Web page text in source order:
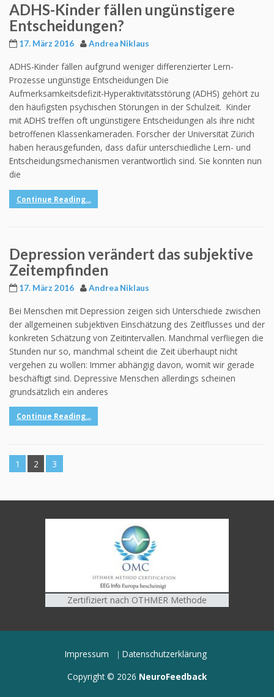
ADHS-Kinder fällen ungünstigere
Entscheidungen?
17. März 2016 Andrea Niklaus
ADHS-Kinder fällen aufgrund weniger differenzierter Lern-
Prozesse ungünstige Entscheidungen Die
Aufmerksamkeitsdefizit-Hyperaktivitätsstörung (ADHS) gehört zu
den häufigsten psychischen Störungen in der Schulzeit. Kinder
mit ADHS treffen oft ungünstigere Entscheidungen als ihre nicht
betroffenen Klassenkameraden. Forscher der Universität Zürich
haben herausgefunden, dass dafür unterschiedliche Lern- und
Entscheidungsmechanismen verantwortlich sind. Sie konnten nun
die
Continue Reading...
Depression verändert das subjektive
Zeitempfinden
17. März 2016 Andrea Niklaus
Bei Menschen mit Depression zeigen sich Unterschiede zwischen
der allgemeinen subjektiven Einschätzung des Zeitflusses und der
konkreten Schätzung von Zeitintervallen. Manchmal verfliegen die
Stunden nur so, manchmal scheint die Zeit überhaupt nicht
vergehen zu wollen: Immer abhängig davon, womit wir gerade
beschäftigt sind. Depressive Menschen allerdings scheinen
grundsätzlich ein anderes
Continue Reading...
1 2 3
Zertifiziert nach OTHMER Methode
Impressum
Datenschutzerklärung
Copyright © 2026 NeuroFeedback